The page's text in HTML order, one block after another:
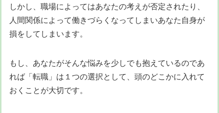
しかし、職場によってはあなたの考えが否定されたり、
人間関係によって働きづらくなってしまいあなた自身が
損をしてしまいます。
もし、あなたがそんな悩みを少しでも抱えているのであ
れば「転職」は１つの選択として、頭のどこかに入れて
おくことが大切です。